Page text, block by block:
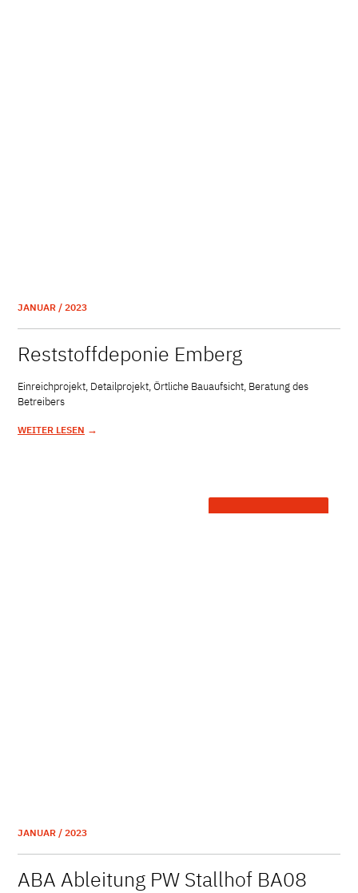
JANUAR / 2023
Reststoffdeponie Emberg
Einreichprojekt, Detailprojekt, Örtliche Bauaufsicht, Beratung des
Betreibers
WEITER LESEN →
JANUAR / 2023
ABA Ableitung PW Stallhof BA08